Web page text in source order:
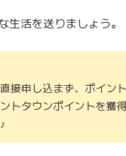
活を送りましょう。
接申し込まず、ポイン
トタウンポイントを獲